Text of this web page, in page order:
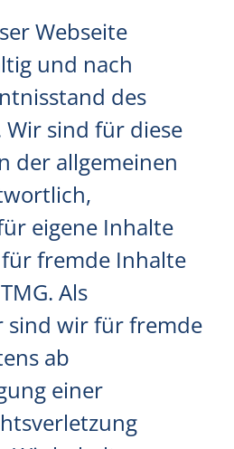
Webseite
und nach
des
sind für diese
der allgemeinen
eigene Inhalte
für fremde Inhalte
Als
sind wir für fremde
ab
einer